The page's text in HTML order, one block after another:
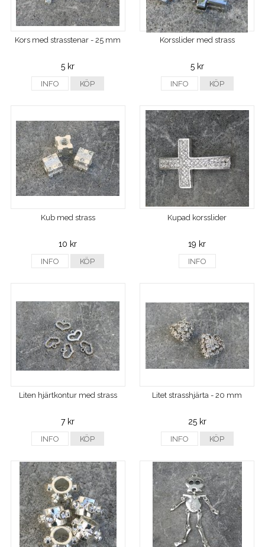
Kors med strasstenar - 25 mm
5 kr
INFO KÖP
Korsslider med strass
5 kr
INFO KÖP
Kub med strass
10 kr
INFO KÖP
Kupad korsslider
19 kr
INFO
Liten hjärtkontur med strass
7 kr
INFO KÖP
Litet strasshjärta - 20 mm
25 kr
INFO KÖP